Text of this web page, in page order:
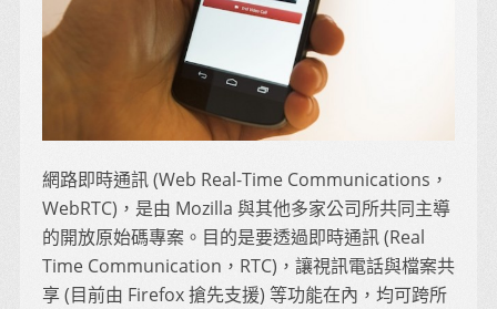
網路即時通訊 (Web Real-Time Communications，
WebRTC)，是由 Mozilla 與其他多家公司所共同主導
的開放原始碼專案。目的是要透過即時通訊 (Real
Time Communication，RTC)，讓視訊電話與檔案共
享 (目前由 Firefox 搶先支援) 等功能在內，均可跨所